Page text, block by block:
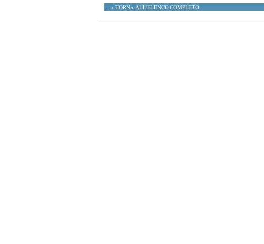
--> TORNA ALL'ELENCO COMPLETO